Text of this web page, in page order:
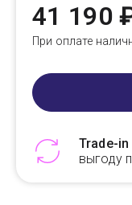
41 190
При оплате
Trade-in
выгоду